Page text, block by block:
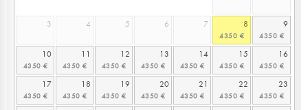
3 4 5 6 7 8 9
10 11 12 13 14 15 16
17 18 19 20 21 22 23